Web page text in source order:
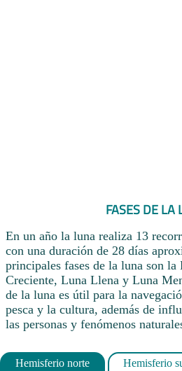
FASES DE LA
En un año la luna realiza 13
con una duración de 28 días
principales fases de la luna son
Creciente, Luna Llena y Luna
de la luna es útil para la
pesca y la cultura, además de
las personas y fenómenos